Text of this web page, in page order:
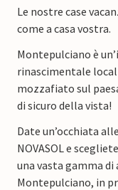
Le nostre case
come a casa vostra.
Montepulciano è
rinascimentale
mozzafiato sul
di sicuro della vista!
Date un’occhiata alle
NOVASOL e
una vasta gamma
Montepulciano, in